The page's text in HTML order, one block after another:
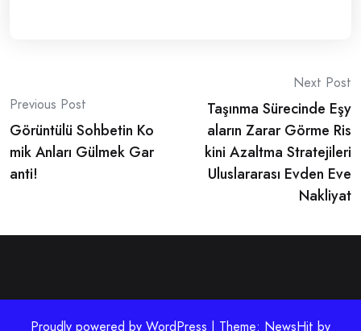
Post
navigation
Previous Post
Görüntülü Sohbetin Ko
mik Anları Gülmek Gar
anti!
Next Post
Taşınma Sürecinde Eşy
aların Zarar Görme Ris
kini Azaltma Stratejileri
Uluslararası Evden Eve
Nakliyat
Proudly powered by WordPress | Theme: NewsHit by